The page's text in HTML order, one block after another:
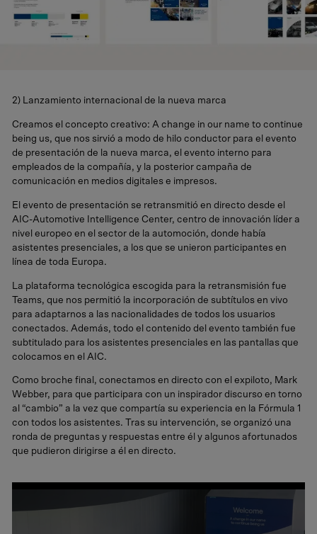
2) Lanzamiento internacional de la nueva marca
Creamos el concepto creativo: A change in our name to continue
being us, que nos sirvió a modo de hilo conductor para el evento
de presentación de la nueva marca, el evento interno para
empleados de la compañía, y la posterior campaña de
comunicación en medios digitales e impresos.
El evento de presentación se retransmitió en directo desde el
AIC-Automotive Intelligence Center, centro de innovación líder a
nivel europeo en el sector de la automoción, donde había
asistentes presenciales, a los que se unieron participantes en
línea de toda Europa.
La plataforma tecnológica escogida para la retransmisión fue
Teams, que nos permitió la incorporación de subtítulos en vivo
para adaptarnos a las nacionalidades de todos los usuarios
conectados. Además, todo el contenido del evento también fue
subtitulado para los asistentes presenciales en las pantallas que
colocamos en el AIC.
Como broche final, conectamos en directo con el expiloto, Mark
Webber, para que participara con un inspirador discurso en torno
al “cambio” a la vez que compartía su experiencia en la Fórmula 1
con todos los asistentes. Tras su intervención, se organizó una
ronda de preguntas y respuestas entre él y algunos afortunados
que pudieron dirigirse a él en directo.